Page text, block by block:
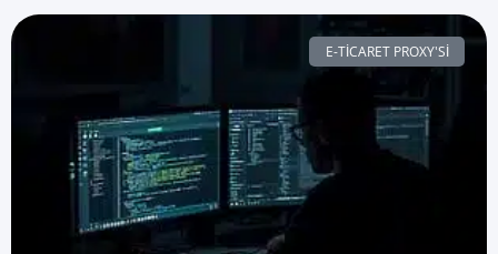
E-TICARET PROXY'SI